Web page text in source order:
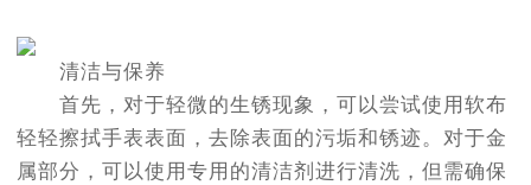
清洁与保养
首先，对于轻微的生锈现象，可以尝试使用软布
轻轻擦拭手表表面，去除表面的污垢和锈迹。对于金
属部分，可以使用专用的清洁剂进行清洗，但需确保